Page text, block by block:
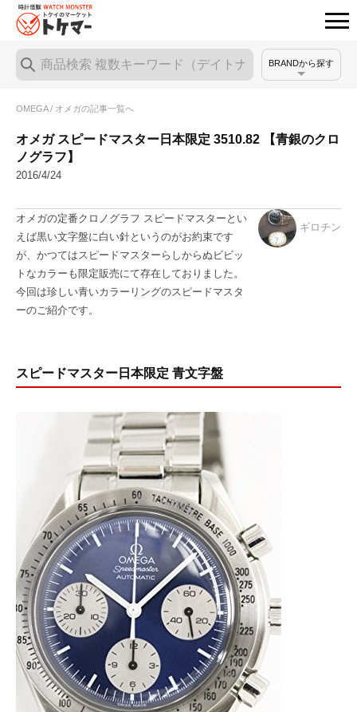
BRANDから探す
OMEGA / オメガの記事一覧へ
オメガ スピードマスター日本限定 3510.82 【青銀のクロ
ノグラフ】
2016/4/24
ギロチン
オメガの定番クロノグラフ スピードマスターとい
えば黒い文字盤に白い針というのがお約束です
が、かつてはスピードマスターらしからぬビビッ
トなカラーも限定販売にて存在しておりました。
今回は珍しい青いカラーリングのスピードマスタ
ーのご紹介です。
スピードマスター日本限定 青文字盤